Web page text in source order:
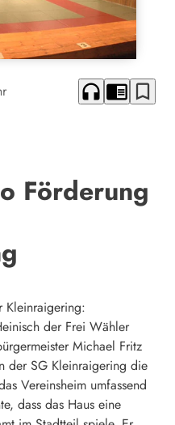
headphones chrome_reader_mode bookmark_border
Förderung
der Frei Wähler
Michael Fritz
der SG Kleinraigering die
Vereinsheim umfassend
dass das Haus eine